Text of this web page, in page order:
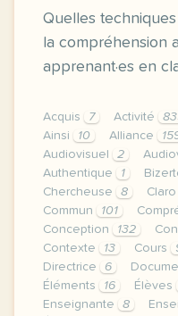
Quelles
la compréhension
apprenant·es en
Acquis 7 Activité
Ainsi
10 Alliance
Audiovisuel
2
Authentique
1
Chercheuse
8 Claro
Commun
101
Conception
132
Contexte
13 Cours
Directrice
6
Éléments
16 Élèves
Enseignante
8